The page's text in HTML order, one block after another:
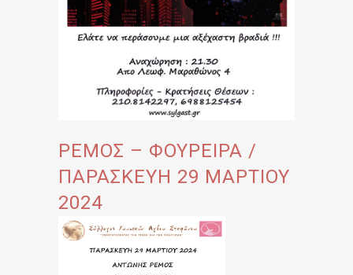
ΡΕΜΟΣ – ΦΟΥΡΕΙΡΑ /
ΠΑΡΑΣΚΕΥΗ 29 ΜΑΡΤΙΟΥ
2024